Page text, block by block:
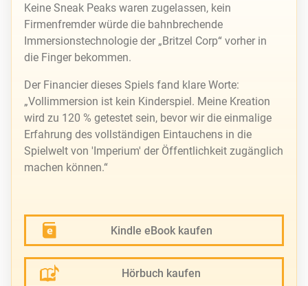
Keine Sneak Peaks waren zugelassen, kein
Firmenfremder würde die bahnbrechende
Immersionstechnologie der „Britzel Corp“ vorher in
die Finger bekommen.
Der Financier dieses Spiels fand klare Worte:
„Vollimmersion ist kein Kinderspiel. Meine Kreation
wird zu 120 % getestet sein, bevor wir die einmalige
Erfahrung des vollständigen Eintauchens in die
Spielwelt von 'Imperium' der Öffentlichkeit zugänglich
machen können.“
Kindle eBook kaufen
Hörbuch kaufen